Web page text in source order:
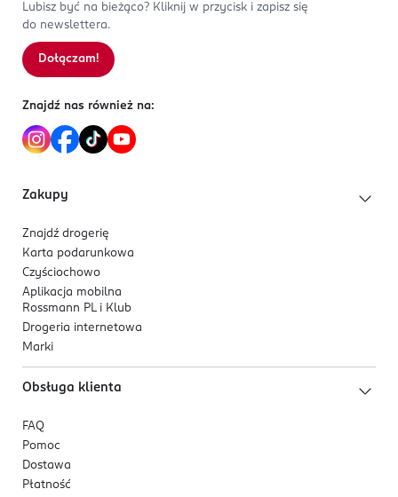
Lubisz być na bieżąco? Kliknij w przycisk i zapisz się
do newslettera.
Dołączam!
Znajdź nas również na:
Zakupy
Znajdź drogerię
Karta podarunkowa
Czyściochowo
Aplikacja mobilna
Rossmann PL i Klub
Drogeria internetowa
Marki
Obsługa klienta
FAQ
Pomoc
Dostawa
Płatność